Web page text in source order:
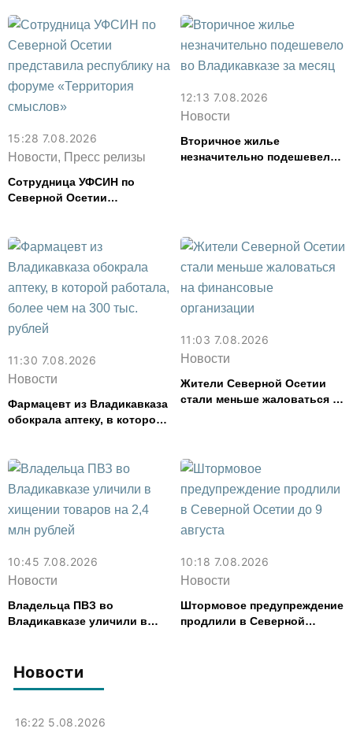
Новости
16:22 5.08.2026
картофель
15:28 7.08.2026
Новости, Пресс релизы
Сотрудница УФСИН по
Северной Осетии
смыслов»
12:13 7.08.2026
Новости
Вторичное жилье
незначительно подешевело
11:30 7.08.2026
Новости
Фармацевт из Владикавказа
обокрала аптеку, в которой
11:03 7.08.2026
Новости
Жители Северной Осетии
стали меньше жаловаться на
10:45 7.08.2026
Новости
Владельца ПВЗ во
Владикавказе уличили в
10:18 7.08.2026
Новости
Штормовое предупреждение
продлили в Северной